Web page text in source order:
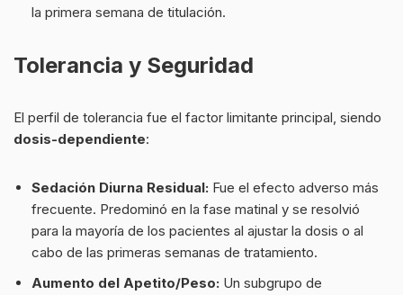
la primera semana de titulación.
Tolerancia y Seguridad
El perfil de tolerancia fue el factor limitante principal, siendo
dosis-dependiente:
Sedación Diurna Residual: Fue el efecto adverso más
frecuente. Predominó en la fase matinal y se resolvió
para la mayoría de los pacientes al ajustar la dosis o al
cabo de las primeras semanas de tratamiento.
Aumento del Apetito/Peso: Un subgrupo de